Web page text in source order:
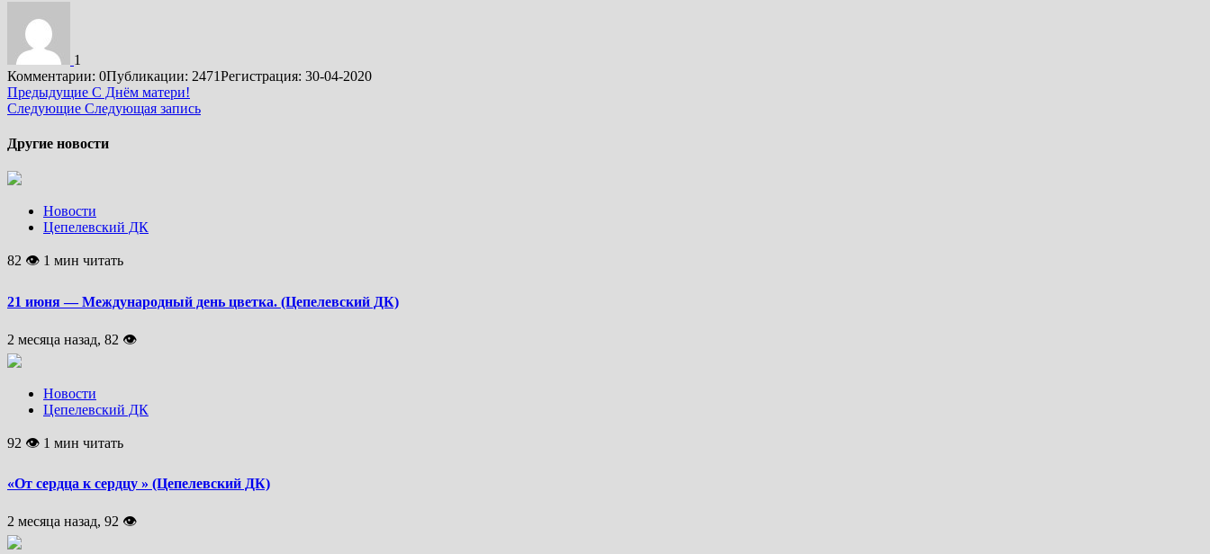
1
Комментарии: 0Публикации: 2471Регистрация: 30-04-2020
Подробнее
Предыдущие С Днём матери!
Следующие Следующая запись
Другие новости
Новости
Цепелевский ДК
82 👁 1 мин читать
21 июня — Международный день цветка. (Цепелевский ДК)
2 месяца назад, 82 👁
Новости
Цепелевский ДК
92 👁 1 мин читать
«От сердца к сердцу » (Цепелевский ДК)
2 месяца назад, 92 👁